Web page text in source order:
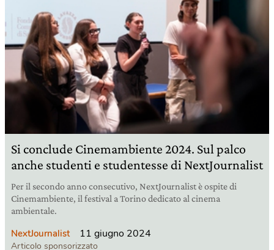
Si conclude Cinemambiente 2024. Sul palco
anche studenti e studentesse di NextJournalist
Per il secondo anno consecutivo, NextJournalist è ospite di
Cinemambiente, il festival a Torino dedicato al cinema
ambientale.
NextJournalist 11 giugno 2024
Articolo sponsorizzato